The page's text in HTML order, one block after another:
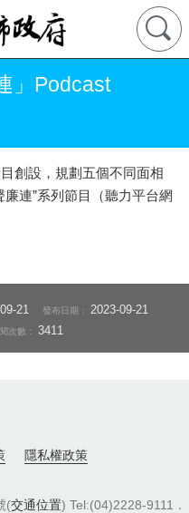
」Podcast
創設，規劃五個不同面相
連”系列節目（聽力平台網
21 發布日期： 2023-09-21
次數：3411
隱私權政策
(交通位置) Tel:(04)2228-9111．